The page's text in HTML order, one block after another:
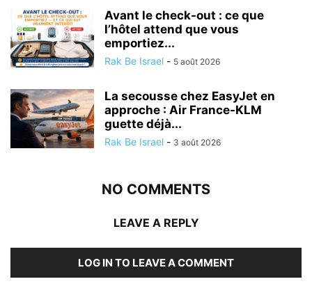
Avant le check-out : ce que
l’hôtel attend que vous
emportiez...
Rak Be Israel - 5 août 2026
La secousse chez EasyJet en
approche : Air France-KLM
guette déjà...
Rak Be Israel - 3 août 2026
NO COMMENTS
LEAVE A REPLY
LOG IN TO LEAVE A COMMENT